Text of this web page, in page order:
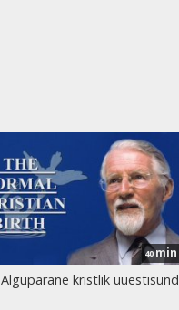
40min
Algupärane kristlik uuestisünd